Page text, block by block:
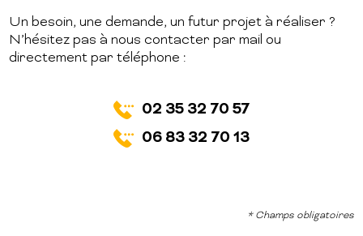
* Champs obligatoires
Un besoin, une demande, un futur projet à réaliser ?
N’hésitez pas à nous contacter par mail ou
directement par téléphone :
02 35 32 70 57
06 83 32 70 13